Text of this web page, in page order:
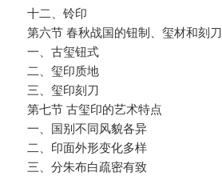
十二、铃印
第六节 春秋战国的钮制、玺材和刻刀
一、古玺钮式
二、玺印质地
三、玺印刻刀
第七节 古玺印的艺术特点
一、国别不同风貌各异
二、印面外形变化多样
三、分朱布白疏密有致